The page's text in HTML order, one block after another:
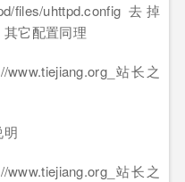
files/uhttpd.config 去掉
它配置同理
明